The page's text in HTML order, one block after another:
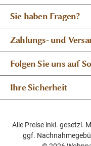
Sie haben Fragen?
Zahlungs- und
Folgen Sie uns auf
Ihre Sicherheit
Alle Preise inkl. gesetzl.
ggf.